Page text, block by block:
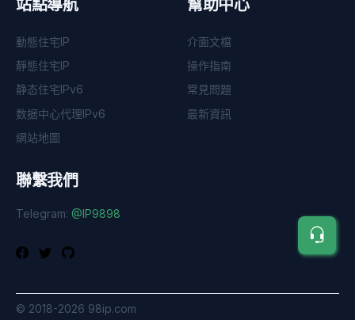
站點導航
動態住宅IP
靜態住宅IP
静态住宅IPv6
数据中心代理IPv6
網站地圖
幫助中心
介面文檔
操作指南
常見問題
最新資訊
聯繫我們
Telegram: @IP9898
© 2018-2026 98ip.com